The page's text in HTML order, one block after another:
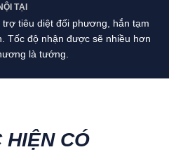
TẠI
tiêu diệt đối phương, hắn tạm
Tốc độ nhận được sẽ nhiều hơn
là tướng.
HIỆN CÓ